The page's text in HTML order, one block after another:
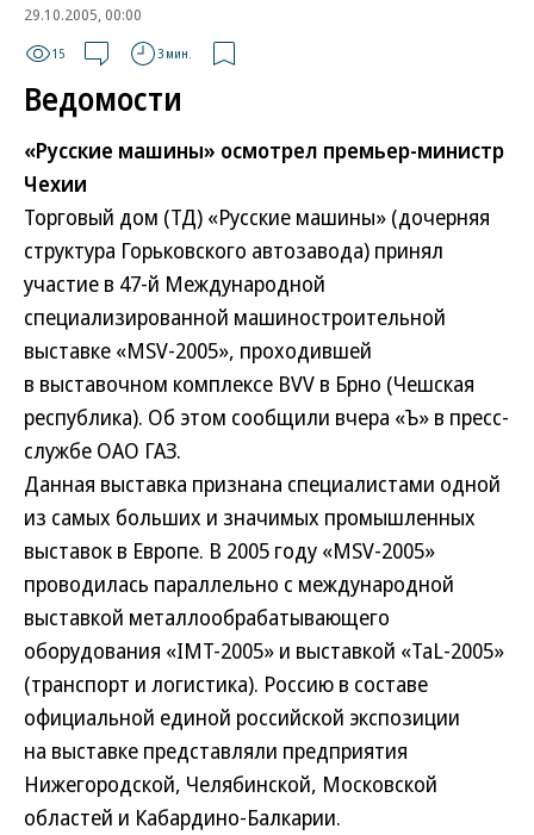
29.10.2005, 00:00
15 3 мин.
Ведомости
«Русские машины» осмотрел премьер-министр
Чехии
Торговый дом (ТД) «Русские машины» (дочерняя
структура Горьковского автозавода) принял
участие в 47-й Международной
специализированной машиностроительной
выставке «MSV-2005», проходившей
в выставочном комплексе BVV в Брно (Чешская
республика). Об этом сообщили вчера «Ъ» в пресс-
службе ОАО ГАЗ.
Данная выставка признана специалистами одной
из самых больших и значимых промышленных
выставок в Европе. В 2005 году «MSV-2005»
проводилась параллельно с международной
выставкой металлообрабатывающего
оборудования «IMT-2005» и выставкой «TaL-2005»
(транспорт и логистика). Россию в составе
официальной единой российской экспозиции
на выставке представляли предприятия
Нижегородской, Челябинской, Московской
областей и Кабардино-Балкарии.